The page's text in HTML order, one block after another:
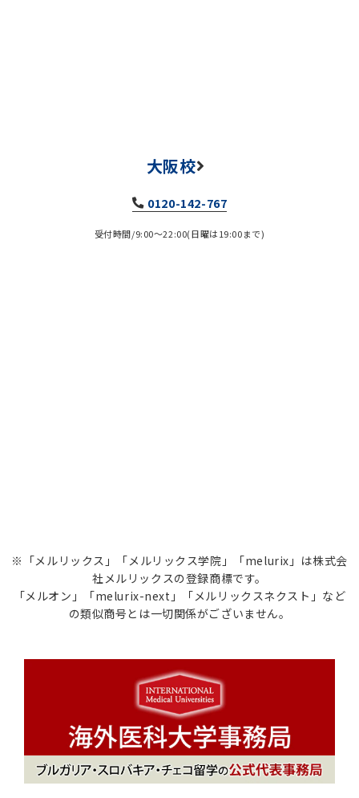
大阪校
0120-142-767
受付時間/9:00～22:00(日曜は19:00まで)
※「メルリックス」「メルリックス学院」「melurix」は株式会
社メルリックスの登録商標です。
「メルオン」「melurix-next」「メルリックスネクスト」など
の類似商号とは一切関係がございません。